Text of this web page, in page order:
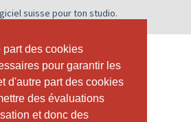
des cookies
pour garantir les
d'autre part des cookies
des évaluations
et donc des
des cookies
pour garantir les
d'autre part des cookies
des évaluations
et donc des
suisse pour ton studio.